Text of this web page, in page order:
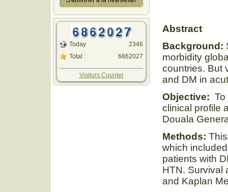
Today
Total :
2346
6862027
Visitors Counter
Abstract
Background:
morbidity
countries. But
and DM in
Objective:
clinical profile
Douala
Methods:
which
patients with
HTN. Survival
and Kaplan